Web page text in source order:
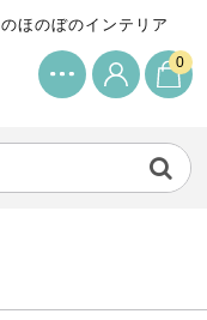
ほのぼのインテリア
0